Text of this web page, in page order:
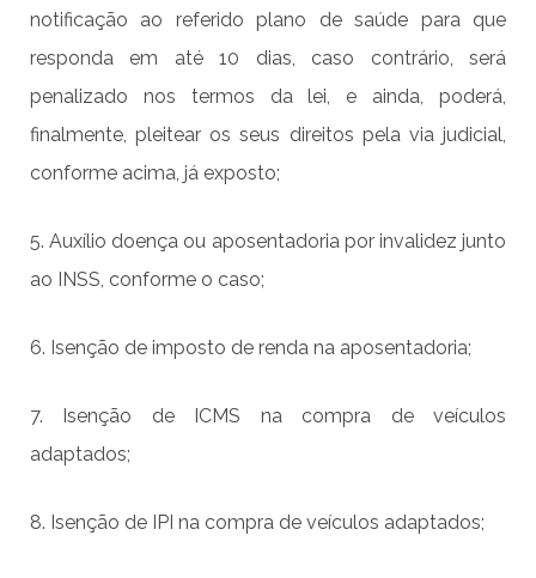
notificação ao referido plano de saúde para que
responda em até 10 dias, caso contrário, será
penalizado nos termos da lei, e ainda, poderá,
finalmente, pleitear os seus direitos pela via judicial,
conforme acima, já exposto;
5. Auxílio doença ou aposentadoria por invalidez junto
ao INSS, conforme o caso;
6. Isenção de imposto de renda na aposentadoria;
7. Isenção de ICMS na compra de veículos
adaptados;
8. Isenção de IPI na compra de veículos adaptados;